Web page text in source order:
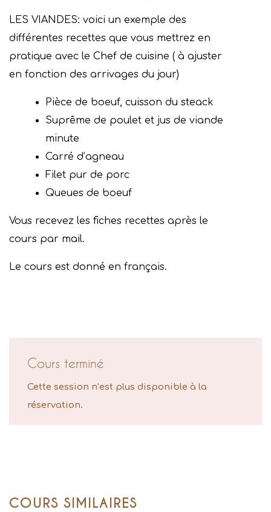
LES VIANDES: voici un exemple des
différentes recettes que vous mettrez en
pratique avec le Chef de cuisine ( à ajuster
en fonction des arrivages du jour)
Pièce de boeuf, cuisson du steack
Suprême de poulet et jus de viande
minute
Carré d’agneau
Filet pur de porc
Queues de boeuf
Vous recevez les fiches recettes après le
cours par mail.
Le cours est donné en français.
Cours terminé
Cette session n’est plus disponible à la
réservation.
COURS SIMILAIRES